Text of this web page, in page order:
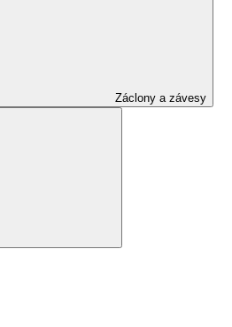
Záclony a závesy